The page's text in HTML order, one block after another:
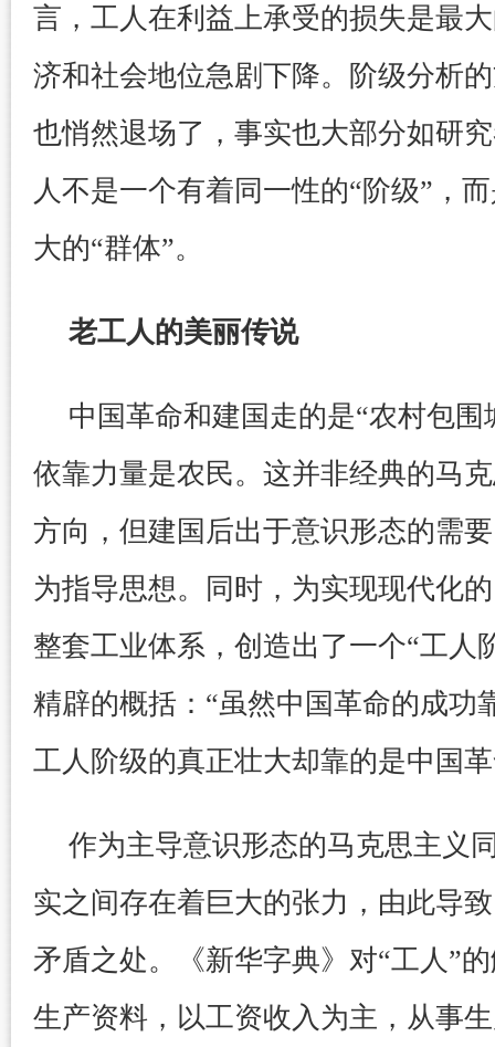
言，工人在利益上承受的损失是最
济和社会地位急剧下降。阶级分析
也悄然退场了，事实也大部分如研
人不是一个有着同一性的“阶级”，
大的“群体”。
老工人的美丽传说
中国革命和建国走的是“农村包
依靠力量是农民。这并非经典的马
方向，但建国后出于意识形态的需
为指导思想。同时，为实现现代化
整套工业体系，创造出了一个“工人
精辟的概括：“虽然中国革命的成功
工人阶级的真正壮大却靠的是中国
作为主导意识形态的马克思主义
实之间存在着巨大的张力，由此导
矛盾之处。《新华字典》对“工人”
生产资料，以工资收入为主，从事